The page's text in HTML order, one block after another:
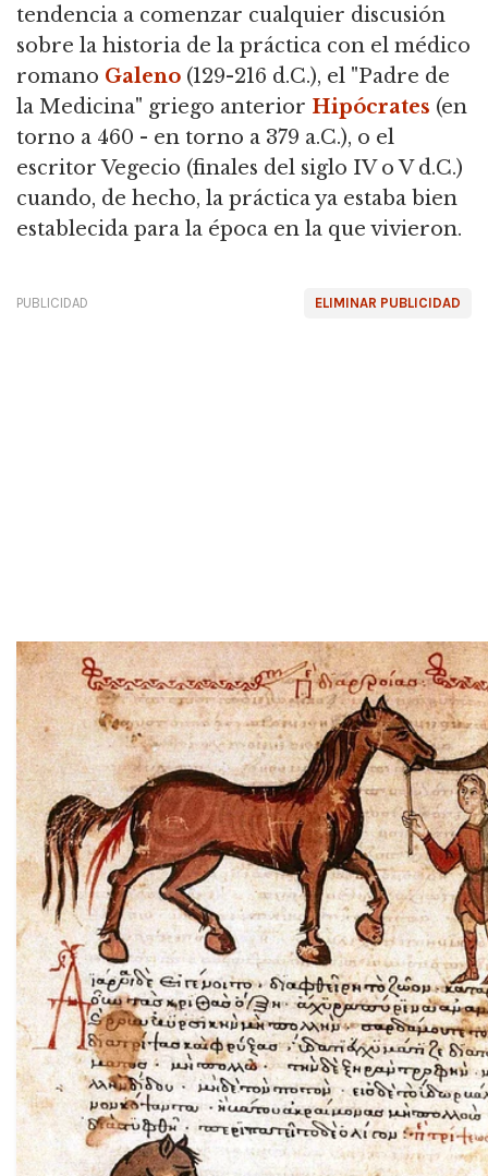
tendencia a comenzar cualquier discusión
sobre la historia de la práctica con el médico
romano Galeno (129-216 d.C.), el "Padre de
la Medicina" griego anterior Hipócrates (en
torno a 460 - en torno a 379 a.C.), o el
escritor Vegecio (finales del siglo IV o V d.C.)
cuando, de hecho, la práctica ya estaba bien
establecida para la época en la que vivieron.
ELIMINAR PUBLICIDAD
PUBLICIDAD